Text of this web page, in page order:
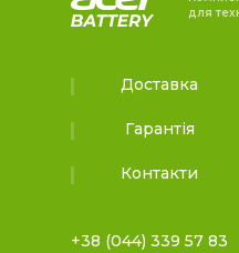
для
Доставка
Гарантія
Контакти
+38 (044) 339 57 83